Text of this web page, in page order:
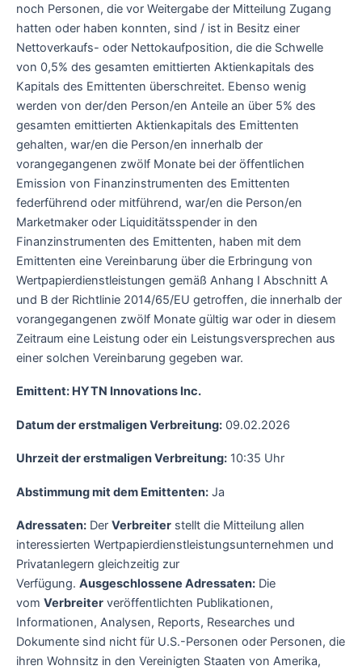
noch Personen, die vor Weitergabe der Mitteilung Zugang
hatten oder haben konnten, sind / ist in Besitz einer
Nettoverkaufs- oder Nettokaufposition, die die Schwelle
von 0,5% des gesamten emittierten Aktienkapitals des
Kapitals des Emittenten überschreitet. Ebenso wenig
werden von der/den Person/en Anteile an über 5% des
gesamten emittierten Aktienkapitals des Emittenten
gehalten, war/en die Person/en innerhalb der
vorangegangenen zwölf Monate bei der öffentlichen
Emission von Finanzinstrumenten des Emittenten
federführend oder mitführend, war/en die Person/en
Marketmaker oder Liquiditätsspender in den
Finanzinstrumenten des Emittenten, haben mit dem
Emittenten eine Vereinbarung über die Erbringung von
Wertpapierdienstleistungen gemäß Anhang I Abschnitt A
und B der Richtlinie 2014/65/EU getroffen, die innerhalb der
vorangegangenen zwölf Monate gültig war oder in diesem
Zeitraum eine Leistung oder ein Leistungsversprechen aus
einer solchen Vereinbarung gegeben war.
Emittent: HYTN Innovations Inc.
Datum der erstmaligen Verbreitung: 09.02.2026
Uhrzeit der erstmaligen Verbreitung: 10:35 Uhr
Abstimmung mit dem Emittenten: Ja
Adressaten: Der Verbreiter stellt die Mitteilung allen
interessierten Wertpapierdienstleistungsunternehmen und
Privatanlegern gleichzeitig zur
Verfügung. Ausgeschlossene Adressaten: Die
vom Verbreiter veröffentlichten Publikationen,
Informationen, Analysen, Reports, Researches und
Dokumente sind nicht für U.S.-Personen oder Personen, die
ihren Wohnsitz in den Vereinigten Staaten von Amerika,